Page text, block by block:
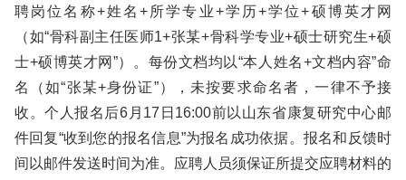
聘岗位名称+姓名+所学专业+学历+学位+硕博英才网
（如“骨科副主任医师1+张某+骨科学专业+硕士研究生+硕
士+硕博英才网”）。每份文档均以“本人姓名+文档内容”命
名（如“张某+身份证”），未按要求命名者，一律不予接
收。个人报名后6月17日16:00前以山东省康复研究中心邮
件回复“收到您的报名信息”为报名成功依据。报名和反馈时
间以邮件发送时间为准。应聘人员须保证所提交应聘材料的